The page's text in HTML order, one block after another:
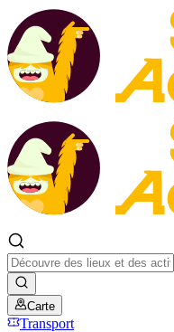
Carte
Transport